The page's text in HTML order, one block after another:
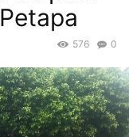
0
576